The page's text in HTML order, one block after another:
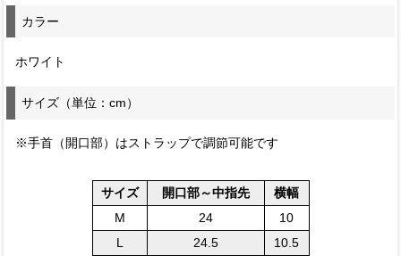
カラー
ホワイト
サイズ（単位：cm）
※手首（開口部）はストラップで調節可能です
サイズ 開口部～中指先
横幅
M
24
10
L
24.5
10.5